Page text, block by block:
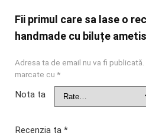
Fii primul care sa lase o
handmade cu biluțe
Adresa ta de email nu va fi publicată.
marcate cu *
Nota ta
Recenzia ta *